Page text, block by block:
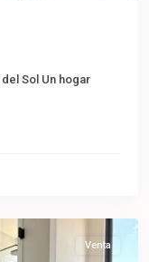
Sol Un hogar
Venta